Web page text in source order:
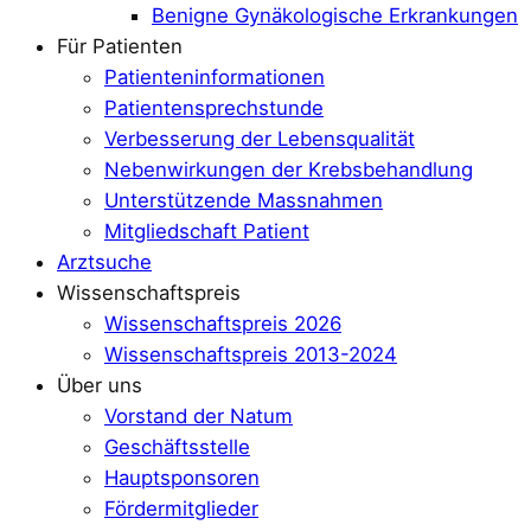
Benigne Gynäkologische Erkrankungen
Für Patienten
Patienteninformationen
Patientensprechstunde
Verbesserung der Lebensqualität
Nebenwirkungen der Krebsbehandlung
Unterstützende Massnahmen
Mitgliedschaft Patient
Arztsuche
Wissenschaftspreis
Wissenschaftspreis 2026
Wissenschaftspreis 2013-2024
Über uns
Vorstand der Natum
Geschäftsstelle
Hauptsponsoren
Fördermitglieder